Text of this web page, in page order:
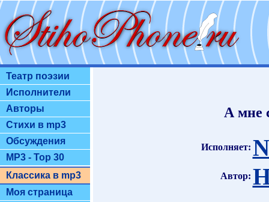
Театр поэзии
Исполнители
Авторы
Стихи в mp3
Обсуждения
MP3 - Top 30
Классика в mp3
Моя страница
А мне
Исполняет:
Автор: